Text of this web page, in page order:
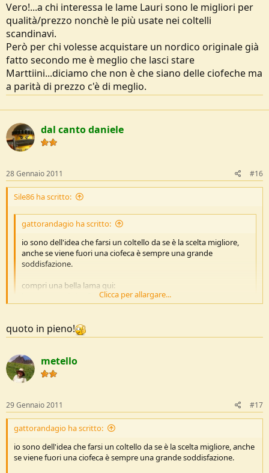
Vero!...a chi interessa le lame Lauri sono le migliori per
qualità/prezzo nonchè le più usate nei coltelli
scandinavi.
Però per chi volesse acquistare un nordico originale già
fatto secondo me è meglio che lasci stare
Marttiini...diciamo che non è che siano delle ciofeche ma
a parità di prezzo c'è di meglio.
dal canto daniele
28 Gennaio 2011 #16
Sile86 ha scritto:
gattorandagio ha scritto:
io sono dell'idea che farsi un coltello da se è la scelta migliore,
anche se viene fuori una ciofeca è sempre una grande
soddisfazione.
compri una bella lama qui:
https://www.brisa.fi/portal/index.php?
option=com_oscommerce&osMod=index&cPath=94
e poi ti diverti a fare manico e fodero....
qualità/prezzo nonchè le più usate nei coltelli scandinavi.
Però per chi volesse acquistare un nordico originale già fatto
secondo me è meglio che lasci stare Marttiini...diciamo che non è
Clicca per allargare...
quoto in pieno!
metello
29 Gennaio 2011 #17
gattorandagio ha scritto:
io sono dell'idea che farsi un coltello da se è la scelta migliore, anche
se viene fuori una ciofeca è sempre una grande soddisfazione.